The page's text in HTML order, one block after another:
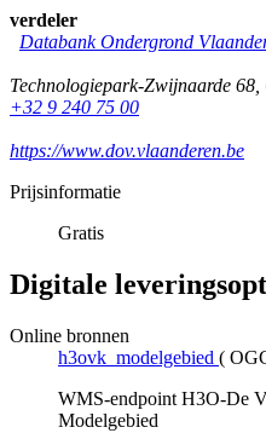
verdeler
Databank Ondergrond
Technologiepark-Zwijnaarde 68,
+32 9 240 75 00
https://www.dov.vlaanderen.be
Prijsinformatie
Gratis
Digitale
Online bronnen
h3ovk_modelgebied (
WMS-endpoint H3O-De
Modelgebied